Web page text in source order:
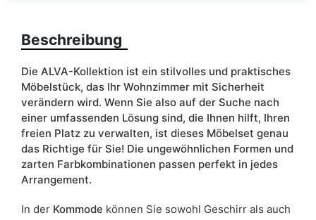
Schubladen
Breite 155
ean13 5903864031263
Liefertermin: 11 Werktage
Aufgrund des Produktionsprozesses und der
Materialeigenschaften sind Maßabweichungen von +/- 2–3 cm
Beschreibung
Die ALVA-Kollektion ist ein stilvolles und praktisches
Möbelstück, das Ihr Wohnzimmer mit Sicherheit
verändern wird. Wenn Sie also auf der Suche nach
einer umfassenden Lösung sind, die Ihnen hilft, Ihren
freien Platz zu verwalten, ist dieses Möbelset genau
das Richtige für Sie! Die ungewöhnlichen Formen und
zarten Farbkombinationen passen perfekt in jedes
Arrangement.
In der Kommode können Sie sowohl Geschirr als auch